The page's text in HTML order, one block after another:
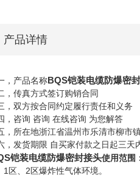
产品详情
，产品名称BQS铠装电缆防爆密
传真方式签订购销合同
双方按合同约定履行责任和义务
咨询 咨询 在线咨询 为您解答
所在地浙江省温州市乐清市柳市
发货期限 自买家付款之日起三天
铠装电缆防爆密封接头使用范围
1区、2区爆炸性气体环境。